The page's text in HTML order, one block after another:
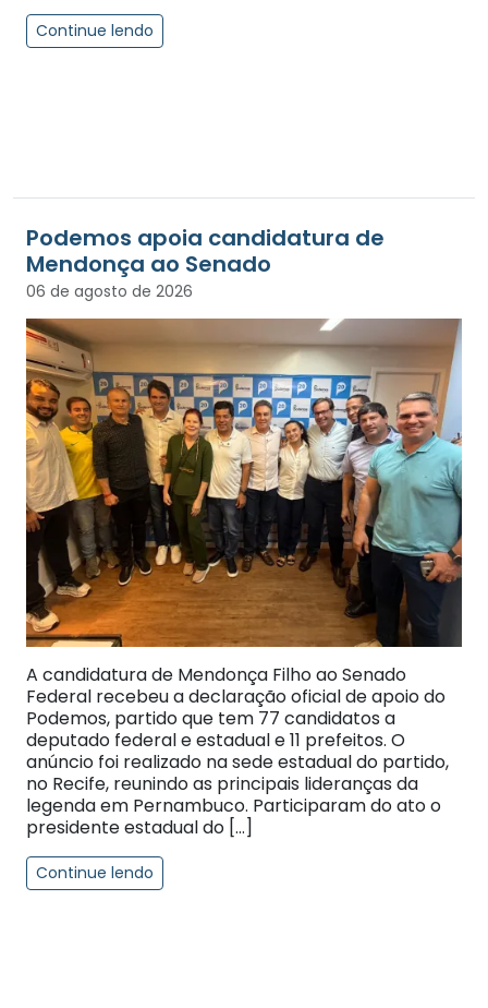
Continue lendo
Podemos apoia candidatura de
Mendonça ao Senado
06 de agosto de 2026
A candidatura de Mendonça Filho ao Senado
Federal recebeu a declaração oficial de apoio do
Podemos, partido que tem 77 candidatos a
deputado federal e estadual e 11 prefeitos. O
anúncio foi realizado na sede estadual do partido,
no Recife, reunindo as principais lideranças da
legenda em Pernambuco. Participaram do ato o
presidente estadual do […]
Continue lendo